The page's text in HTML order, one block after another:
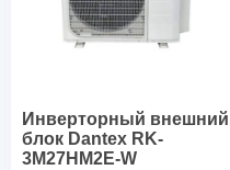
Инверторный внешний
блок Dantex RK-
3M27HM2E-W